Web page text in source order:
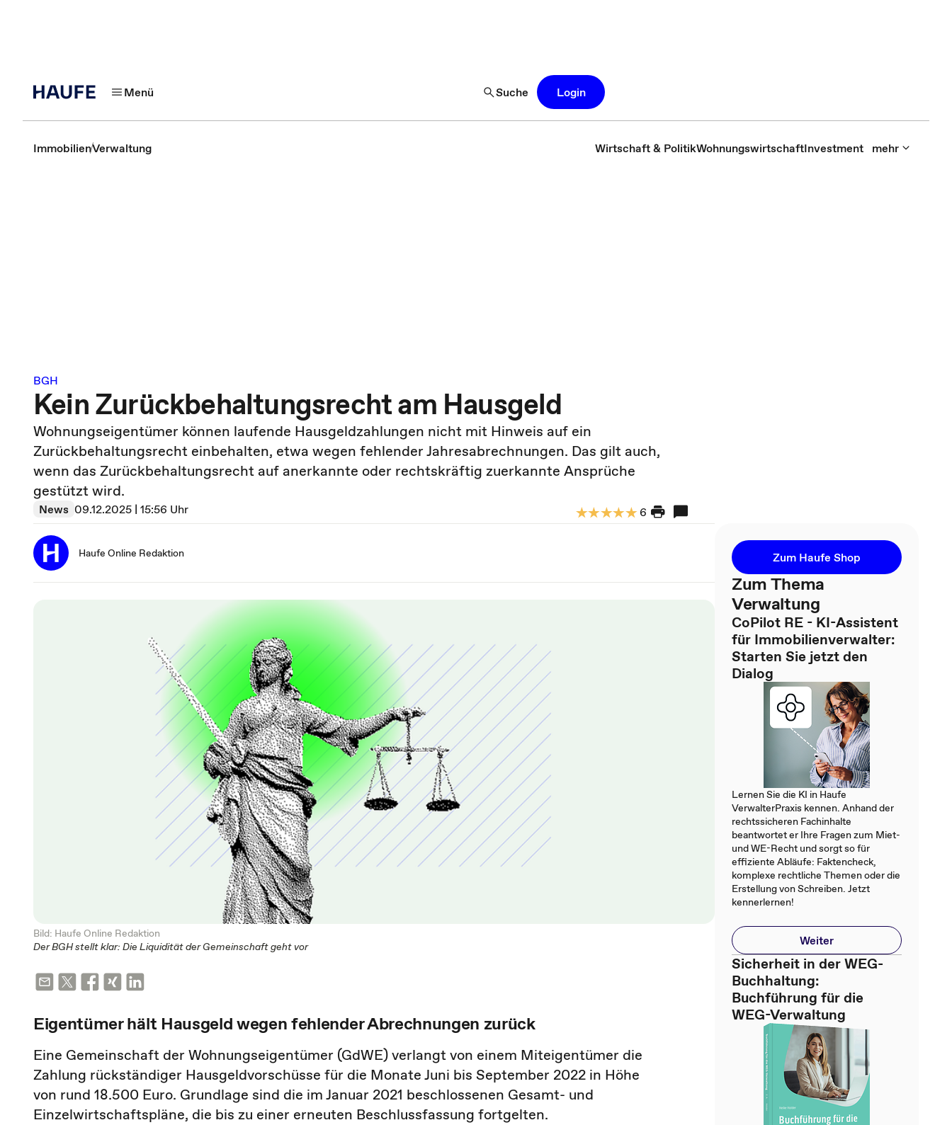
Menü Suche Login
ImmobilienVerwaltung Wirtschaft & PolitikWohnungswirtschaftInvestment mehr
BGH
Kein Zurückbehaltungsrecht am Hausgeld
Wohnungseigentümer können laufende Hausgeldzahlungen nicht mit Hinweis auf ein
Zurückbehaltungsrecht einbehalten, etwa wegen fehlender Jahresabrechnungen. Das gilt auch,
wenn das Zurückbehaltungsrecht auf anerkannte oder rechtskräftig zuerkannte Ansprüche
gestützt wird.
News 09.12.2025 | 15:56 Uhr 6
Haufe Online Redaktion
Bild: Haufe Online Redaktion
Der BGH stellt klar: Die Liquidität der Gemeinschaft geht vor
Eigentümer hält Hausgeld wegen fehlender Abrechnungen zurück
Eine Gemeinschaft der Wohnungseigentümer (GdWE) verlangt von einem Miteigentümer die
Zahlung rückständiger Hausgeldvorschüsse für die Monate Juni bis September 2022 in Höhe
von rund 18.500 Euro. Grundlage sind die im Januar 2021 beschlossenen Gesamt- und
Einzelwirtschaftspläne, die bis zu einer erneuten Beschlussfassung fortgelten.
Zum Haufe Shop
Zum Thema
Verwaltung
CoPilot RE - KI-Assistent
für Immobilienverwalter:
Starten Sie jetzt den
Dialog
Lernen Sie die KI in Haufe
VerwalterPraxis kennen. Anhand der
rechtssicheren Fachinhalte
beantwortet er Ihre Fragen zum Miet-
und WE-Recht und sorgt so für
effiziente Abläufe: Faktencheck,
komplexe rechtliche Themen oder die
Erstellung von Schreiben. Jetzt
kennerlernen!
Weiter
Sicherheit in der WEG-
Buchhaltung:
Buchführung für die
WEG-Verwaltung